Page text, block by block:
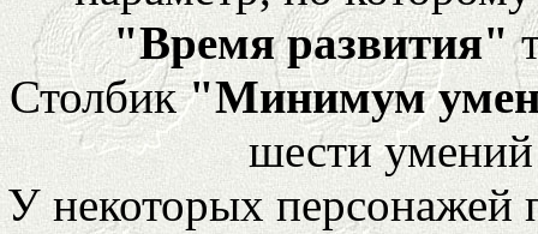
"Время развития"
Столбик"Минимум
шести
У некоторых персонажей